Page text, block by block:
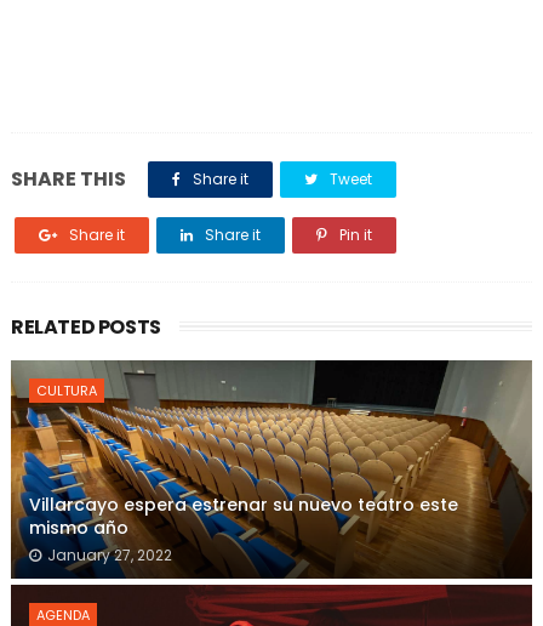
SHARE THIS Share it Tweet
Share it Share it Pin it
RELATED POSTS
CULTURA
Villarcayo espera estrenar su nuevo teatro este
mismo año
January 27, 2022
AGENDA